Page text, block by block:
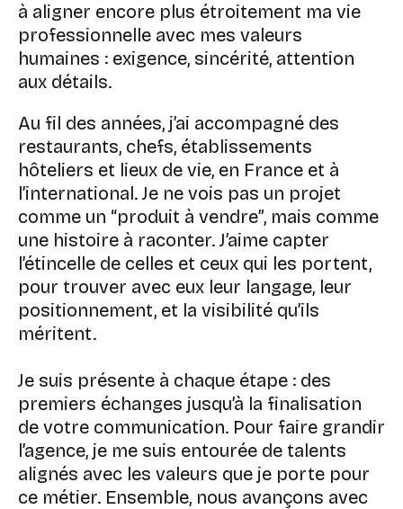
à aligner encore plus étroitement ma vie
professionnelle avec mes valeurs
humaines : exigence, sincérité, attention
aux détails.
Au fil des années, j’ai accompagné des
restaurants, chefs, établissements
hôteliers et lieux de vie, en France et à
l’international. Je ne vois pas un projet
comme un “produit à vendre”, mais comme
une histoire à raconter. J’aime capter
l’étincelle de celles et ceux qui les portent,
pour trouver avec eux leur langage, leur
positionnement, et la visibilité qu’ils
méritent.
Je suis présente à chaque étape : des
premiers échanges jusqu’à la finalisation
de votre communication. Pour faire grandir
l’agence, je me suis entourée de talents
alignés avec les valeurs que je porte pour
ce métier. Ensemble, nous avançons avec